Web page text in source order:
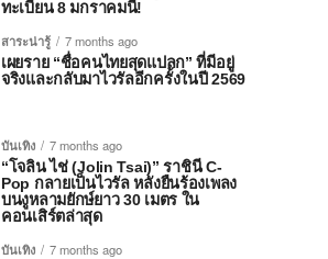
ทะเบียน 8 มกราคมนี้!
สาระน่ารู้
7 months ago
เผยราย “ชื่อคนไทยสุดแปลก” ที่มีอยู่
จริงและกลับมาไวรัลอีกครั้งในปี 2569
บันเทิง
7 months ago
“โจลิน ไช่ (Jolin Tsai)” ราชินี C-
Pop กลายเป็นไวรัล หลังยืนร้องเพลง
บนงูหลามยักษ์ยาว 30 เมตร ใน
คอนเสิร์ตล่าสุด
บันเทิง
7 months ago